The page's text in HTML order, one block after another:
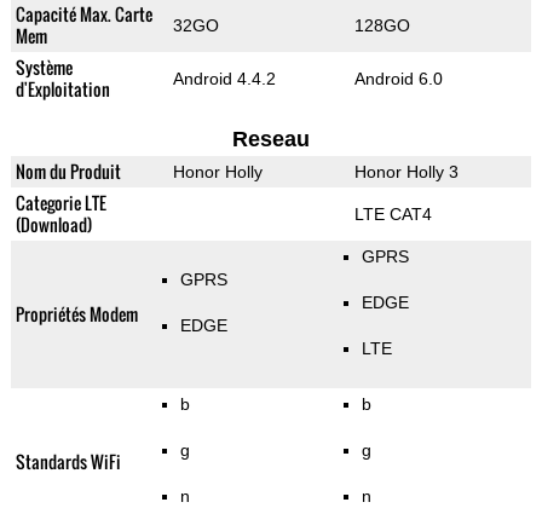
Capacité Max. Carte
Mem
32GO 128GO
Système
d'Exploitation
Android 4.4.2 Android 6.0
Reseau
Nom du Produit Honor Holly Honor Holly 3
Categorie LTE
(Download)
LTE CAT4
Propriétés Modem
GPRS
EDGE
GPRS
EDGE
LTE
Standards WiFi
b
g
n
b
g
n